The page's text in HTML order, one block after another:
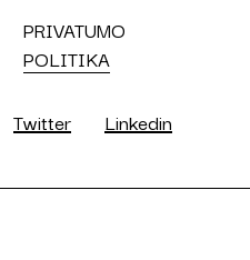
PRIVATUMO
POLITIKA
Twitter
Linkedin